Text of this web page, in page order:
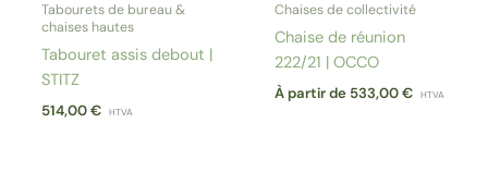
Tabourets de bureau &
chaises hautes
Tabouret assis debout |
STITZ
514,00€ HTVA
Chaises de collectivité
Chaise de réunion
222/21 | OCCO
À partir de 533,00€ HTVA